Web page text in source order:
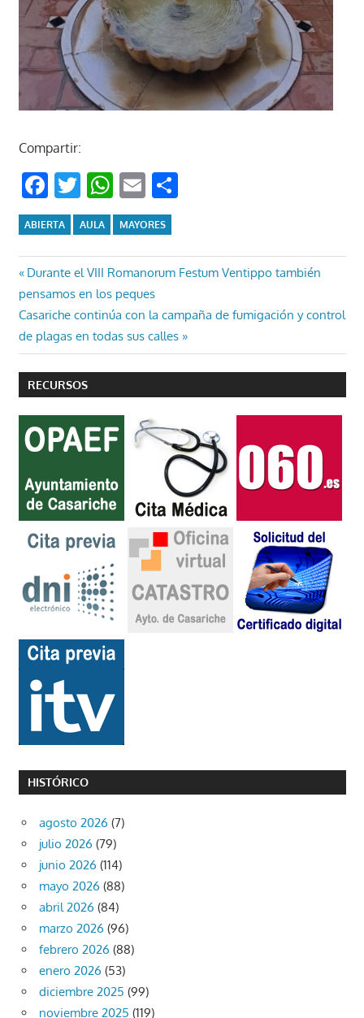
Compartir:
Facebook
Twitter
WhatsApp
EmailCompartir
ABIERTA AULA MAYORES
Navegación
de
entradas
Entrada
anterior:
Durante el VIII Romanorum Festum Ventippo también
pensamos en los peques
Entrada
siguiente:
Casariche continúa con la campaña de fumigación y control
de plagas en todas sus calles
RECURSOS
HISTÓRICO
agosto 2026 (7)
julio 2026 (79)
junio 2026 (114)
mayo 2026 (88)
abril 2026 (84)
marzo 2026 (96)
febrero 2026 (88)
enero 2026 (53)
diciembre 2025 (99)
noviembre 2025 (119)